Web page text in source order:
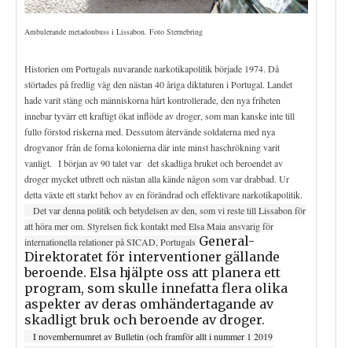
Ambulerande metadonbuss i Lissabon. Foto Sternebring
Historien om Portugals nuvarande narkotikapolitik började 1974. Då
störtades på fredlig väg den nästan 40 åriga diktaturen i Portugal. Landet
hade varit stäng och människorna hårt kontrollerade, den nya friheten
innebar tyvärr ett kraftigt ökat inflöde av droger, som man kanske inte till
fullo förstod riskerna med. Dessutom återvände soldaterna med nya
drogvanor från de forna kolonierna där inte minst haschrökning varit
vanligt. I början av 90 talet var det skadliga bruket och beroendet av
droger mycket utbrett och nästan alla kände någon som var drabbad. Ur
detta växte ett starkt behov av en förändrad och effektivare narkotikapolitik.
Det var denna politik och betydelsen av den, som vi reste till Lissabon för
att höra mer om. Styrelsen fick kontakt med Elsa Maia ansvarig för
internationella relationer på SICAD, Portugals General-
Direktoratet för interventioner gällande
beroende. Elsa hjälpte oss att planera ett
program, som skulle innefatta flera olika
aspekter av deras omhändertagande av
skadligt bruk och beroende av droger.
I novembernumret av Bulletin (och framför allt i nummer 1 2019